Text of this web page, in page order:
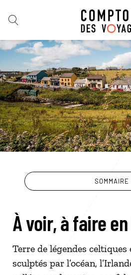
SOMMAIRE
À voir, à faire
Terre de légendes celtiques
sculptés par l’océan,